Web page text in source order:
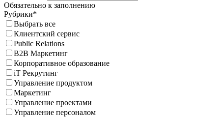
Обязательно к заполнению
Рубрики*
Выбрать все
Клиентский сервис
Public Relations
B2B Маркетинг
Корпоративное образование
iT Рекрутинг
Управление продуктом
Маркетинг
Управление проектами
Управление персоналом